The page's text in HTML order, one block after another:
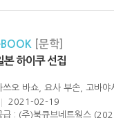
[문학]
본 하이쿠 선집
쓰오 바쇼, 요사 부손, 고바
2021-02-19
급 : (주)북큐브네트웍스